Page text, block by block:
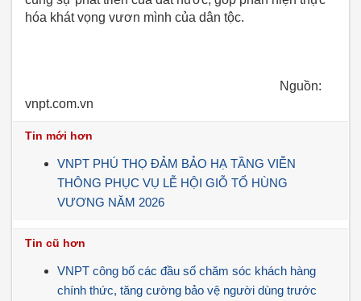
hóa khát vọng vươn mình của dân tộc.
Nguồn:
vnpt.com.vn
Tin mới hơn
VNPT PHÚ THỌ ĐẢM BẢO HẠ TẦNG VIỄN
THÔNG PHỤC VỤ LỄ HỘI GIỖ TỔ HÙNG
VƯƠNG NĂM 2026
Tin cũ hơn
VNPT công bố các đầu số chăm sóc khách hàng
chính thức, tăng cường bảo vệ người dùng trước